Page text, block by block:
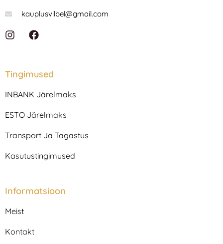
kauplusvilbel@gmail.com
I
a
r
m
F
a
b
o
Tingimused
INBANK Järelmaks
ESTO Järelmaks
Transport Ja Tagastus
Kasutustingimused
Informatsioon
Meist
Kontakt